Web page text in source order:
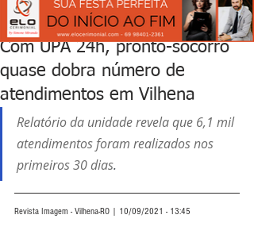
Com UPA 24h, pronto-socorro
quase dobra número de
atendimentos em Vilhena
Relatório da unidade revela que 6,1 mil
atendimentos foram realizados nos
primeiros 30 dias.
Revista Imagem - Vilhena-RO | 10/09/2021 - 13:45